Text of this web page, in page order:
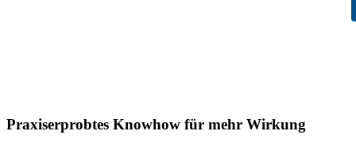
Praxiserprobtes Knowhow für mehr Wirkung